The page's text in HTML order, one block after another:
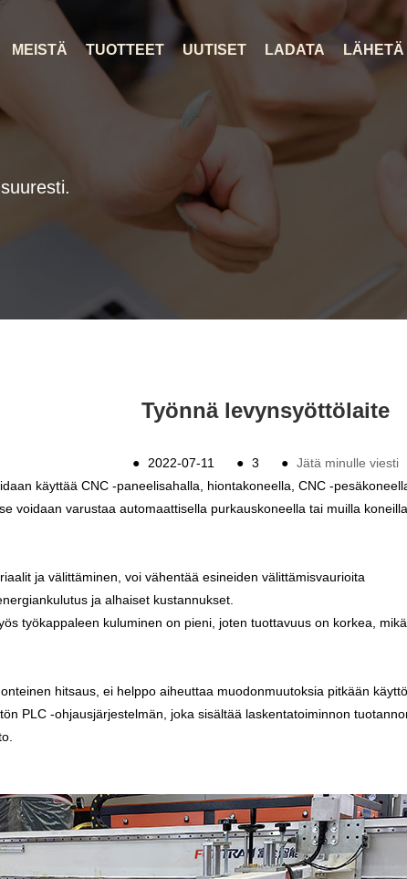
MEISTÄ TUOTTEET UUTISET LADATA
Työnnä levynsyöttölaite
● 2022-07-11 ● 3 ● Jätä minulle viesti
käyttää CNC -paneelisahalla, hiontakoneella, CNC -
voidaan varustaa automaattisella purkauskoneella tai muilla
ja välittäminen, voi vähentää esineiden välittämisvaurioita
ja alhaiset kustannukset.
työkappaleen kuluminen on pieni, joten tuottavuus on korkea,
hitsaus, ei helppo aiheuttaa muodonmuutoksia pitkään
PLC -ohjausjärjestelmän, joka sisältää laskentatoiminnon